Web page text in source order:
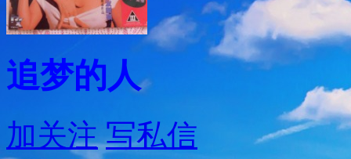
追梦的人
加关注 写私信